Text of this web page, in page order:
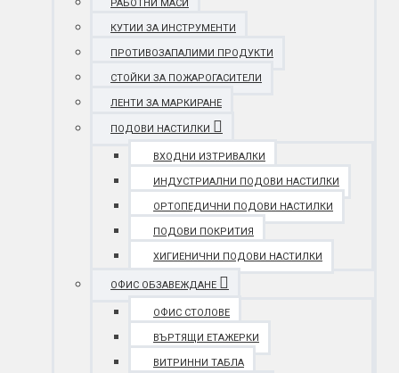
РАБОТНИ МАСИ
КУТИИ ЗА ИНСТРУМЕНТИ
ПРОТИВОЗАПАЛИМИ ПРОДУКТИ
СТОЙКИ ЗА ПОЖАРОГАСИТЕЛИ
ЛЕНТИ ЗА МАРКИРАНЕ
ПОДОВИ НАСТИЛКИ
ВХОДНИ ИЗТРИВАЛКИ
ИНДУСТРИАЛНИ ПОДОВИ НАСТИЛКИ
ОРТОПЕДИЧНИ ПОДОВИ НАСТИЛКИ
ПОДОВИ ПОКРИТИЯ
ХИГИЕНИЧНИ ПОДОВИ НАСТИЛКИ
ОФИС ОБЗАВЕЖДАНЕ
ОФИС СТОЛОВЕ
ВЪРТЯЩИ ЕТАЖЕРКИ
ВИТРИННИ ТАБЛА